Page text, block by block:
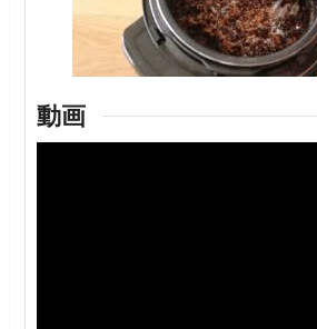
動画